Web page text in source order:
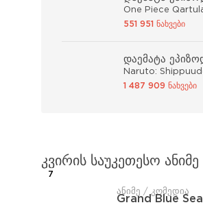
One Piece
551 951 ნახვები
დაემატა
Naruto:
1 487 909 ნახვები
კვირის საუკეთესო ანიმე
7
ანიმე / კომედია
Grand Blue